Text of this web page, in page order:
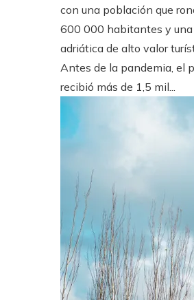
con una población que
600 000 habitantes y
adriática de alto valor
Antes de la pandemia, el
recibió más de 1,5 mil...